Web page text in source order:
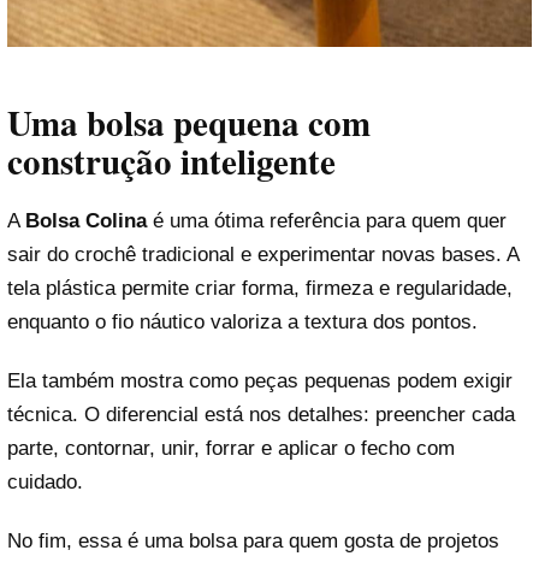
Uma bolsa pequena com
construção inteligente
A Bolsa Colinaé uma ótima referência para quem quer
sair do crochê tradicional e experimentar novas bases. A
tela plástica permite criar forma, firmeza e regularidade,
enquanto o fio náutico valoriza a textura dos pontos.
Ela também mostra como peças pequenas podem exigir
técnica. O diferencial está nos detalhes: preencher cada
parte, contornar, unir, forrar e aplicar o fecho com
cuidado.
No fim, essa é uma bolsa para quem gosta de projetos